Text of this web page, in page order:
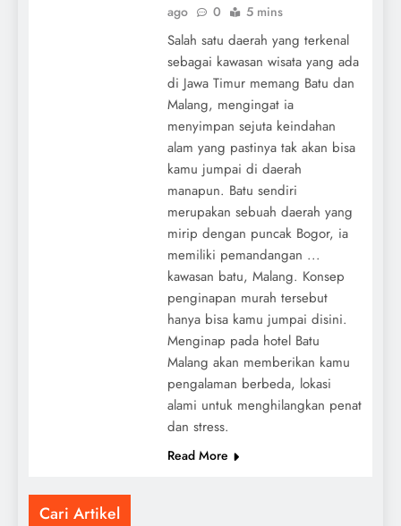
ago
0 5 mins
Salah satu daerah yang terkenal
sebagai kawasan wisata yang ada
di Jawa Timur memang Batu dan
Malang, mengingat ia
menyimpan sejuta keindahan
alam yang pastinya tak akan bisa
kamu jumpai di daerah
manapun. Batu sendiri
merupakan sebuah daerah yang
mirip dengan puncak Bogor, ia
memiliki pemandangan ...
kawasan batu, Malang. Konsep
penginapan murah tersebut
hanya bisa kamu jumpai disini.
Menginap pada hotel Batu
Malang akan memberikan kamu
pengalaman berbeda, lokasi
alami untuk menghilangkan penat
dan stress.
Read More
Cari Artikel